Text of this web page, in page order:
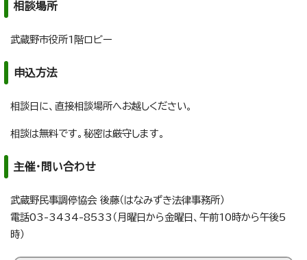
相談場所
武蔵野市役所1階ロビー
申込方法
相談日に、直接相談場所へお越しください。
相談は無料です。秘密は厳守します。
主催・問い合わせ
武蔵野民事調停協会 後藤（はなみずき法律事務所）
電話03-3434-8533（月曜日から金曜日、午前10時から午後5
時）